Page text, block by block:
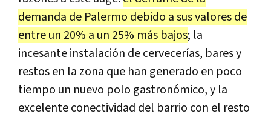
demanda de Palermo debido a sus valores de
entre un 20% a un 25% más bajos; la
incesante instalación de cervecerías, bares y
restos en la zona que han generado en poco
tiempo un nuevo polo gastronómico, y la
excelente conectividad del barrio con el resto